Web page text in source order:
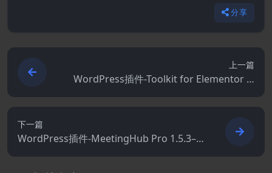
分享
上一篇
WordPress插件-Toolkit for Elementor 1.
6.0
下一篇
WordPress插件-MeetingHub Pro 1.5.3–多
合一视频会议和网络研讨会解决方案